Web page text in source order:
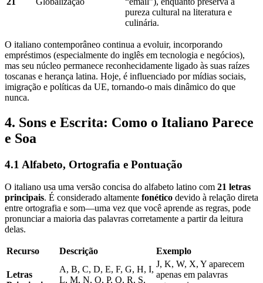
pureza cultural na literatura e
culinária.
O italiano contemporâneo continua a evoluir, incorporando
empréstimos (especialmente do inglês em tecnologia e negócios),
mas seu núcleo permanece reconhecidamente ligado às suas raízes
toscanas e herança latina. Hoje, é influenciado por mídias sociais,
imigração e políticas da UE, tornando-o mais dinâmico do que
nunca.
4. Sons e Escrita: Como o Italiano Parece
e Soa
4.1 Alfabeto, Ortografia e Pontuação
O italiano usa uma versão concisa do alfabeto latino com 21 letras
principais. É considerado altamente fonético devido à relação direta
entre ortografia e som—uma vez que você aprende as regras, pode
pronunciar a maioria das palavras corretamente a partir da leitura
delas.
Recurso Descrição Exemplo
Letras
A, B, C, D, E, F, G, H, I,
L, M, N, O, P, Q, R, S,
J, K, W, X, Y aparecem
apenas em palavras